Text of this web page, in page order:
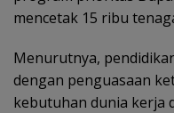
mencetak 15 ribu
Menurutnya,
dengan penguasaan
kebutuhan dunia kerja